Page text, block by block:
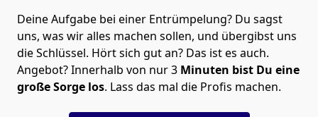
Deine Aufgabe bei einer Entrümpelung? Du sagst
uns, was wir alles machen sollen, und übergibst uns
die Schlüssel. Hört sich gut an? Das ist es auch.
Angebot? Innerhalb von nur 3 Minuten bist Du eine
große Sorge los. Lass das mal die Profis machen.